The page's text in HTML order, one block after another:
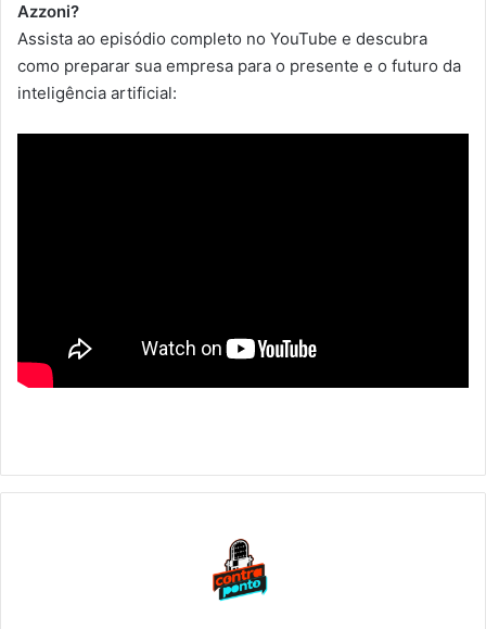
Azzoni?
Assista ao episódio completo no YouTube e descubra
como preparar sua empresa para o presente e o futuro da
inteligência artificial: